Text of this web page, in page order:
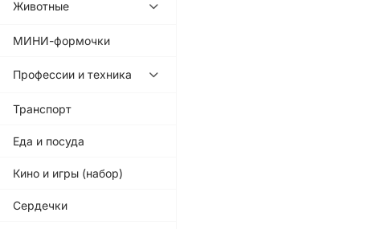
Животные
МИНИ-формочки
Профессии и техника
Транспорт
Еда и посуда
Кино и игры (набор)
Сердечки